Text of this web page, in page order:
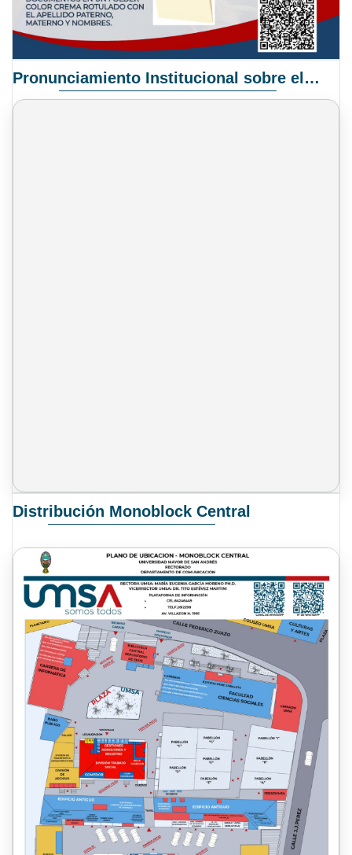
Pronunciamiento Institucional sobre el Proyecto de Ley N° 068/2025-2026 C.S.
Distribución Monoblock Central